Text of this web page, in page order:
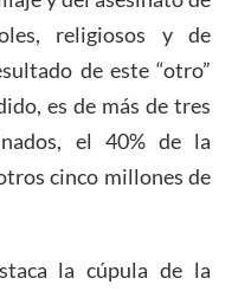
religiosos y de
de este “otro”
es de más de tres
el 40% de la
cinco millones de
la cúpula de la